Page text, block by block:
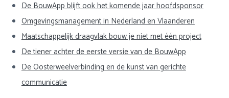
De BouwApp blijft ook het komende jaar hoofdsponsor
Omgevingsmanagement in Nederland en Vlaanderen
Maatschappelijk draagvlak bouw je niet met één project
De tiener achter de eerste versie van de BouwApp
De Oosterweelverbinding en de kunst van gerichte
communicatie